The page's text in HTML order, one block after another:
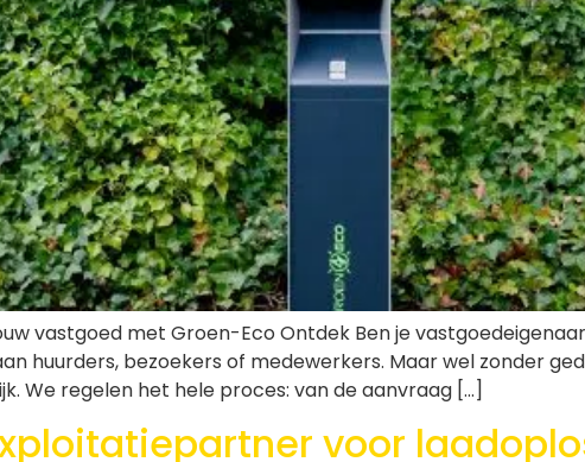
vastgoed met Groen-Eco Ontdek Ben je
huurders, bezoekers of medewerkers. Maar wel zonder
We regelen het hele proces: van de aanvraag […]
voor